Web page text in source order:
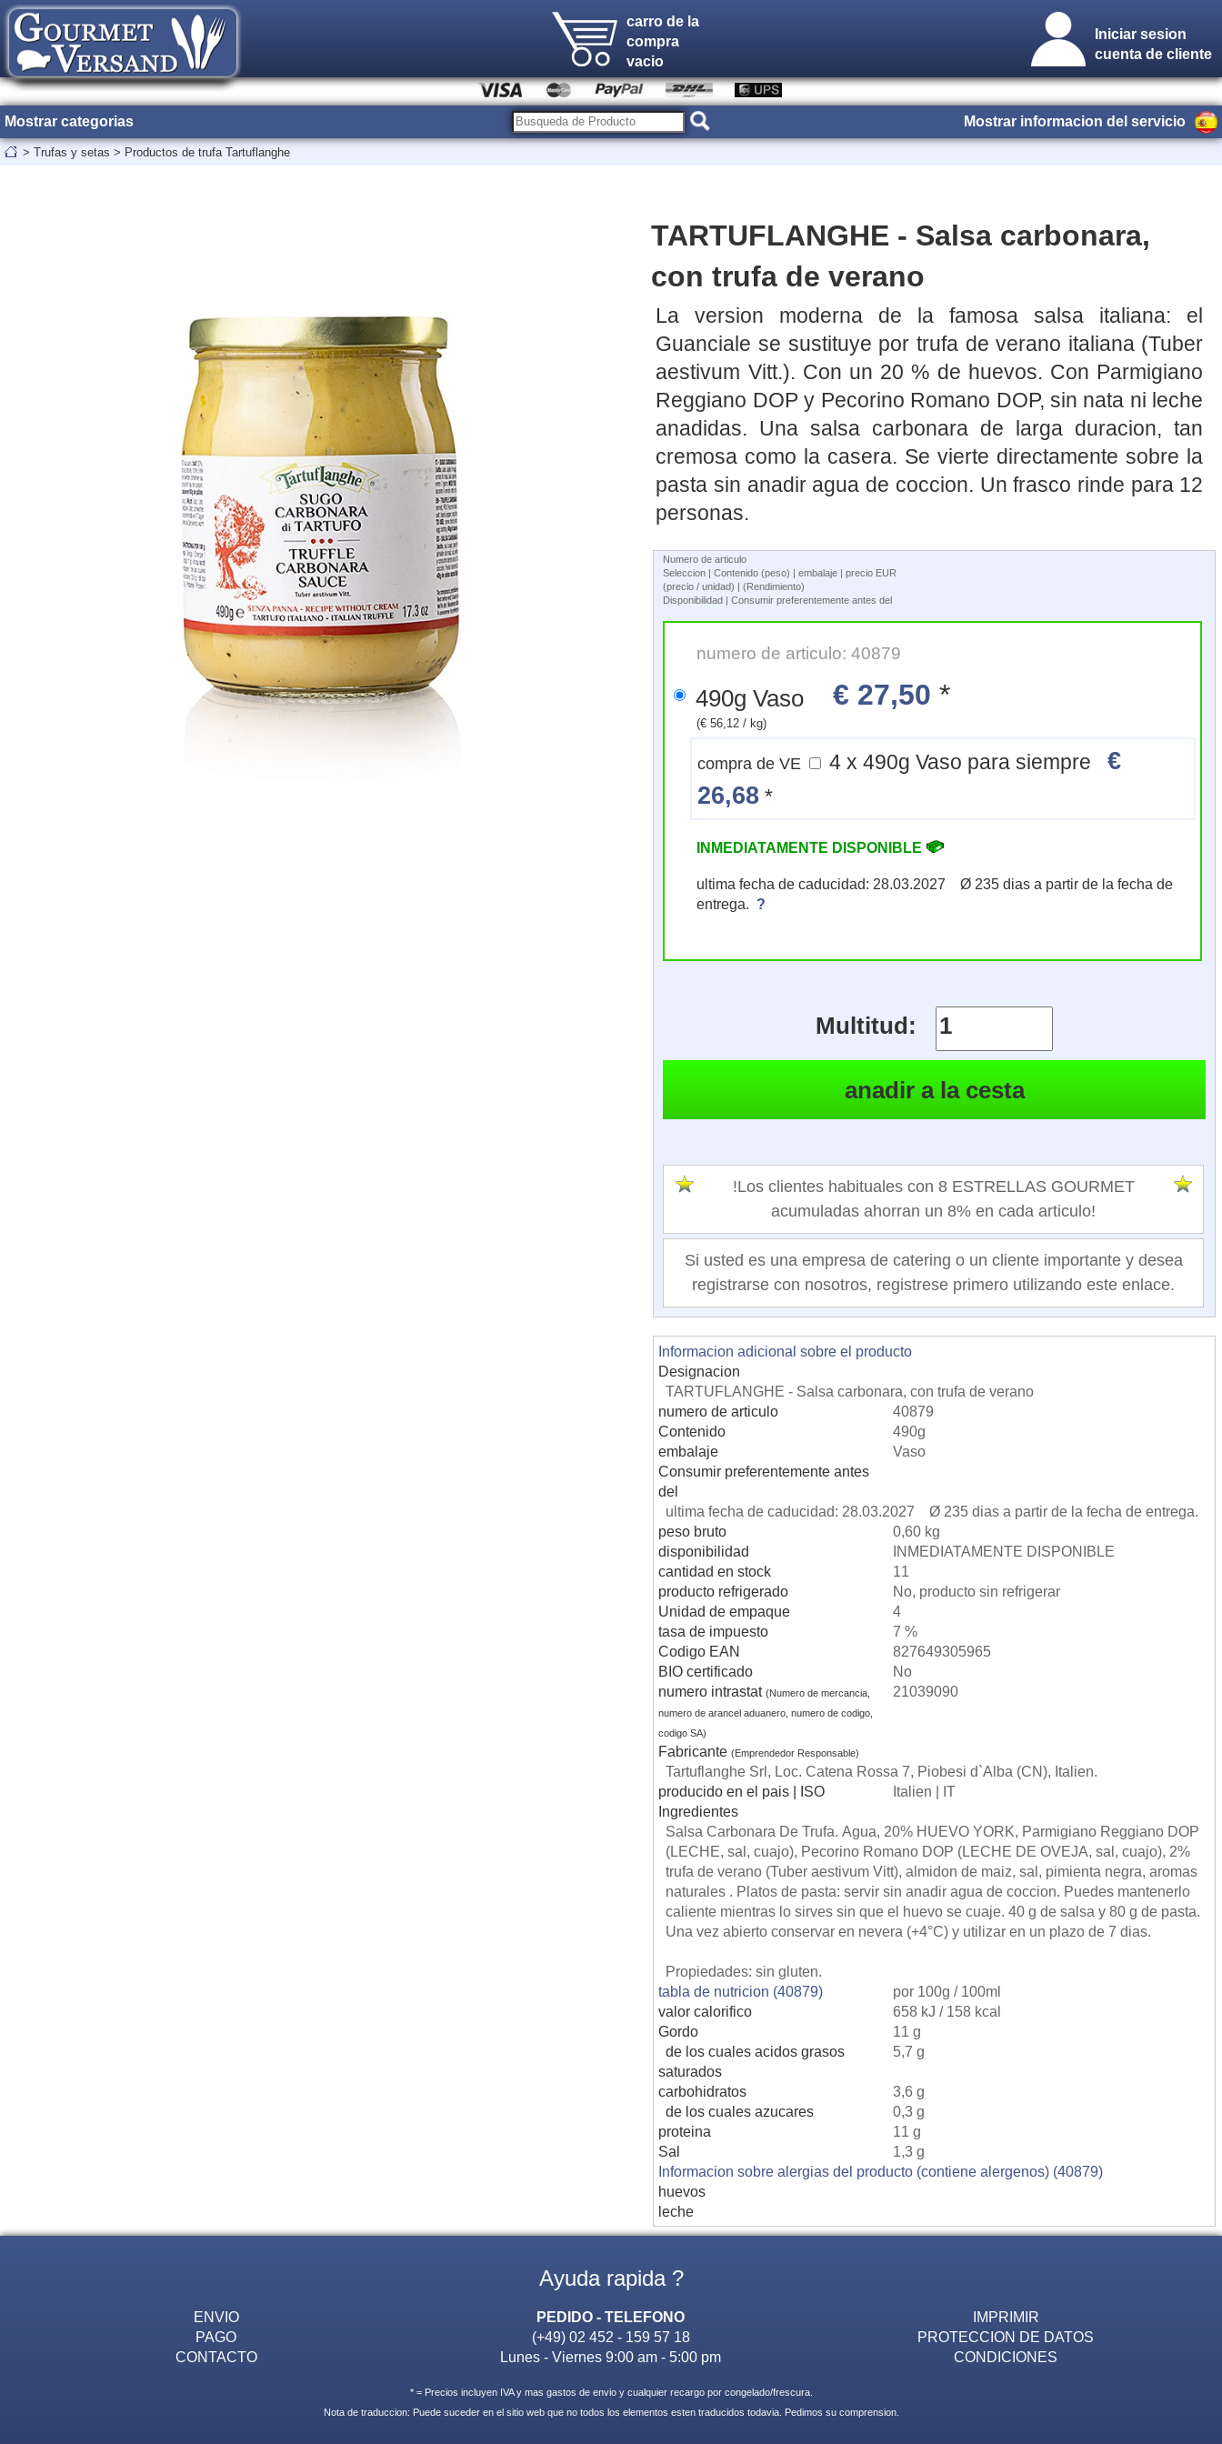
carro de la
compra
vacio
Iniciar sesion
cuenta de cliente
Mostrar categorias Mostrar informacion del servicio
> Trufas y setas > Productos de trufa Tartuflanghe
TARTUFLANGHE - Salsa carbonara,
con trufa de verano
La version moderna de la famosa salsa italiana: el
Guanciale se sustituye por trufa de verano italiana (Tuber
aestivum Vitt.). Con un 20 % de huevos. Con Parmigiano
Reggiano DOP y Pecorino Romano DOP, sin nata ni leche
anadidas. Una salsa carbonara de larga duracion, tan
cremosa como la casera. Se vierte directamente sobre la
pasta sin anadir agua de coccion. Un frasco rinde para 12
personas.
Numero de articulo
Seleccion | Contenido (peso) | embalaje | precio EUR
(precio / unidad) | (Rendimiento)
Disponibilidad | Consumir preferentemente antes del
numero de articulo: 40879
490g Vaso € 27,50 *
(€ 56,12 / kg)
compra de VE 4 x 490g Vaso para siempre €
26,68*
INMEDIATAMENTE DISPONIBLE
ultima fecha de caducidad: 28.03.2027 Ø 235 dias a partir de la fecha de
entrega. ?
Multitud:
!Los clientes habituales con 8 ESTRELLAS GOURMET
acumuladas ahorran un 8% en cada articulo!
Si usted es una empresa de catering o un cliente importante y desea
registrarse con nosotros, registrese primero utilizando este enlace.
Informacion adicional sobre el producto
Designacion
TARTUFLANGHE - Salsa carbonara, con trufa de verano
numero de articulo
40879
Contenido
490g
embalaje
Vaso
Consumir preferentemente antes
del
ultima fecha de caducidad: 28.03.2027 Ø 235 dias a partir de la fecha de entrega.
peso bruto
0,60 kg
disponibilidad
INMEDIATAMENTE DISPONIBLE
cantidad en stock
11
producto refrigerado
No, producto sin refrigerar
Unidad de empaque
4
tasa de impuesto
7 %
Codigo EAN
827649305965
BIO certificado
No
numero intrastat(Numero de mercancia,
numero de arancel aduanero, numero de codigo,
codigo SA)
21039090
Fabricante(Emprendedor Responsable)
Tartuflanghe Srl, Loc. Catena Rossa 7, Piobesi d`Alba (CN), Italien.
producido en el pais | ISO
Italien | IT
Ingredientes
Salsa Carbonara De Trufa. Agua, 20% HUEVO YORK, Parmigiano Reggiano DOP
(LECHE, sal, cuajo), Pecorino Romano DOP (LECHE DE OVEJA, sal, cuajo), 2%
trufa de verano (Tuber aestivum Vitt), almidon de maiz, sal, pimienta negra, aromas
naturales . Platos de pasta: servir sin anadir agua de coccion. Puedes mantenerlo
caliente mientras lo sirves sin que el huevo se cuaje. 40 g de salsa y 80 g de pasta.
Una vez abierto conservar en nevera (+4°C) y utilizar en un plazo de 7 dias.
Propiedades: sin gluten.
tabla de nutricion (40879)
por 100g / 100ml
valor calorifico
658 kJ / 158 kcal
Gordo
11 g
de los cuales acidos grasos
saturados
5,7 g
carbohidratos
3,6 g
de los cuales azucares
0,3 g
proteina
11 g
Sal
1,3 g
Informacion sobre alergias del producto (contiene alergenos) (40879)
huevos
leche
Ayuda rapida ?
ENVIO
PAGO
CONTACTO
PEDIDO - TELEFONO
(+49) 02 452 - 159 57 18
Lunes - Viernes 9:00 am - 5:00 pm
IMPRIMIR
PROTECCION DE DATOS
CONDICIONES
* = Precios incluyen IVA y mas gastos de envio y cualquier recargo por congelado/frescura.
Nota de traduccion: Puede suceder en el sitio web que no todos los elementos esten traducidos todavia. Pedimos su comprension.